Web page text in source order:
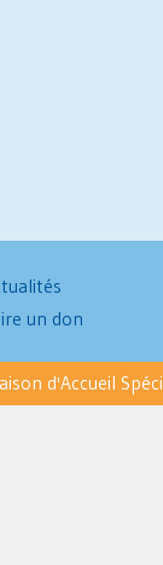
un don
d'Accueil